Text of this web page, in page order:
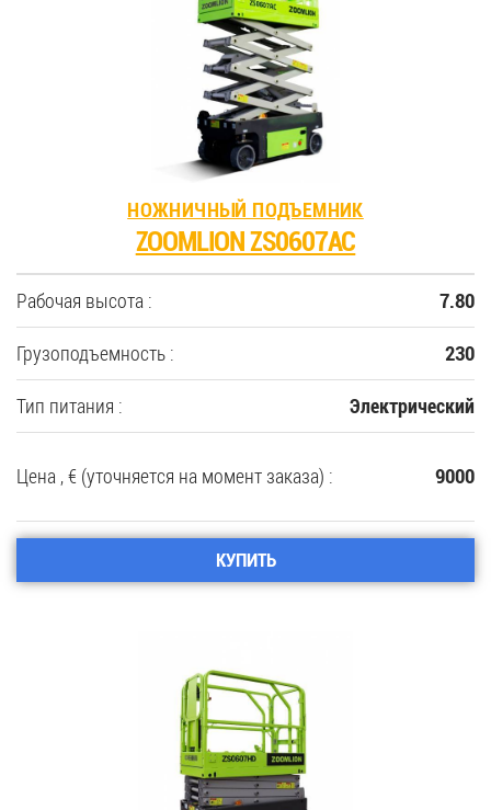
НОЖНИЧНЫЙ ПОДЪЕМНИК
ZOOMLION ZS0607AC
Рабочая высота : 7.80
Грузоподъемность : 230
Тип питания : Электрический
Цена , € (уточняется на момент заказа) : 9000
КУПИТЬ